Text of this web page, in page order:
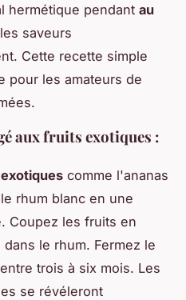
hermétique pendant au
saveurs
Cette recette simple
pour les amateurs de
aux fruits exotiques :
comme l'ananas
rhum blanc en une
Coupez les fruits en
le rhum. Fermez le
trois à six mois. Les
se révéleront